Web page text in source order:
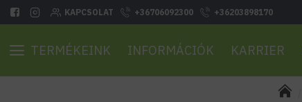
KAPCSOLAT +36706092300 +36203898170
TERMÉKEINK INFORMÁCIÓK KARRIER